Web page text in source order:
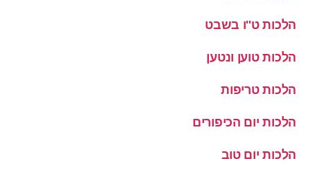
הלכות ט''ו בשבט
הלכות טוען ונטען
הלכות טריפות
הלכות יום הכיפורים
הלכות יום טוב